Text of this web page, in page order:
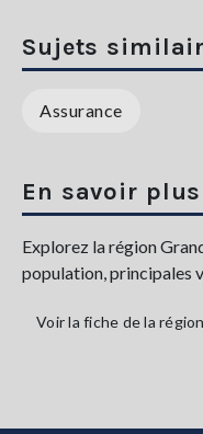
Sujets
Assurance
En savoir
Explorez la région
population, principales
Voir la fiche de la région